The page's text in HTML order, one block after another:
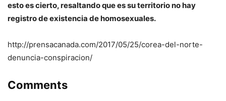
esto es cierto, resaltando que es su territorio no hay
registro de existencia de homosexuales.
http://prensacanada.com/2017/05/25/corea-del-norte-
denuncia-conspiracion/
Comments